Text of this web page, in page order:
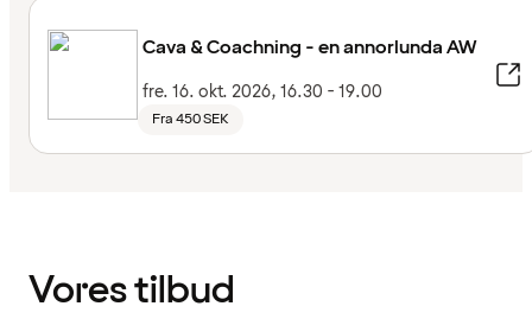
Cava & Coachning - en annorlunda AW
fre. 16. okt. 2026, 16.30 - 19.00
Fra 450 SEK
Vores tilbud